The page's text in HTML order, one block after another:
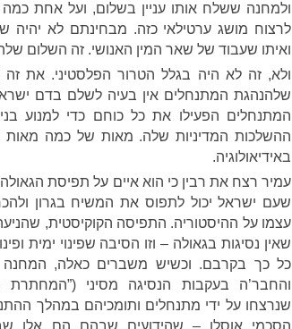
ולמחנה ששלח אותו עניין בשלום, ועל אחת
לרצוח מושג ערטילאי כזה. מבחינתם לא יהיה
ואיתו שעבוד של שאר המין האנושי. זה השלום
ולא, זה לא היה בגלל הטרור הפלסטיני. את זה
המתנחלים הפעילו את כל כוחם כדי למנוע
ההשלכות המדיניות שלה. מאות של כמה מאות
באידיאולוגיה.
עמיר רצח את רבין כי הוא איים על תפיסת
שעם ישראל יכול לתפוס את המשיח בגרון
עצמו על ההיסטוריה. התפיסה הקוקיסטית,
שאין נסיגות בגאולה – וזו הסיבה שפינוי ימית
כל כך בקרבם. וכשיש משברים כאלה,
והחבר’ה בעקבות הנסיגה מסיני (”המחתרת
שנרצחו על ידי מתנחלים ותומכיהם במהלך
הסכמי אוסלו – שהידועים שבהם הם אלו